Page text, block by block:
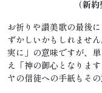
（新
お祈りや讃美歌の最後
ずかしいかもしれませ
実に」の意味ですが、
え「神の御心となりま
ヤの信徒への手紙もそ